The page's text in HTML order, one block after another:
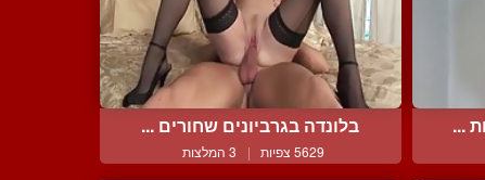
... בלונדה בגרביונים שחורים ...
5629 צפיות | 3 המלצות